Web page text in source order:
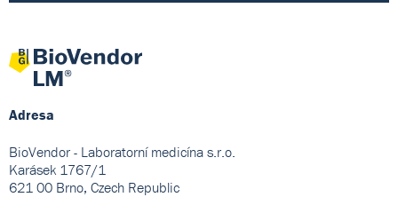
Adresa
BioVendor - Laboratorní medicína s.r.o.
Karásek 1767/1
621 00 Brno, Czech Republic